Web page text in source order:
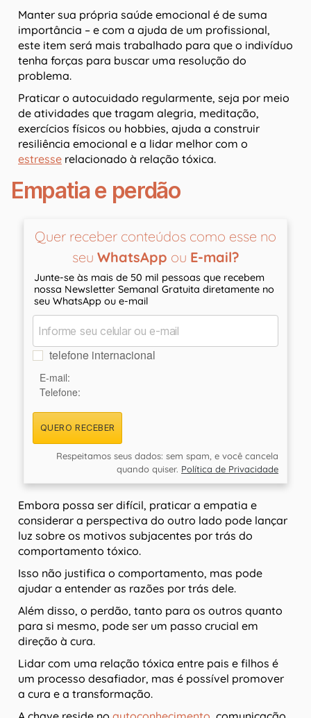
Manter sua própria saúde emocional é de suma
importância – e com a ajuda de um profissional,
este item será mais trabalhado para que o indivíduo
tenha forças para buscar uma resolução do
problema.
Praticar o autocuidado regularmente, seja por meio
de atividades que tragam alegria, meditação,
exercícios físicos ou hobbies, ajuda a construir
resiliência emocional e a lidar melhor com o
estresse relacionado à relação tóxica.
Empatia e perdão
Quer receber conteúdos como esse no
seu WhatsApp ou E-mail?
Junte-se às mais de 50 mil pessoas que recebem
nossa Newsletter Semanal Gratuita diretamente no
seu WhatsApp ou e-mail
telefone internacional
E-mail:
Telefone:
QUERO RECEBER
Respeitamos seus dados: sem spam, e você cancela
quando quiser. Política de Privacidade
Embora possa ser difícil, praticar a empatia e
considerar a perspectiva do outro lado pode lançar
luz sobre os motivos subjacentes por trás do
comportamento tóxico.
Isso não justifica o comportamento, mas pode
ajudar a entender as razões por trás dele.
Além disso, o perdão, tanto para os outros quanto
para si mesmo, pode ser um passo crucial em
direção à cura.
Lidar com uma relação tóxica entre pais e filhos é
um processo desafiador, mas é possível promover
a cura e a transformação.